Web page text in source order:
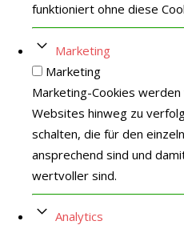
funktioniert ohne diese
Marketing
Marketing
Marketing-Cookies
Websites hinweg zu
schalten, die für den
ansprechend sind und
wertvoller sind.
Analytics